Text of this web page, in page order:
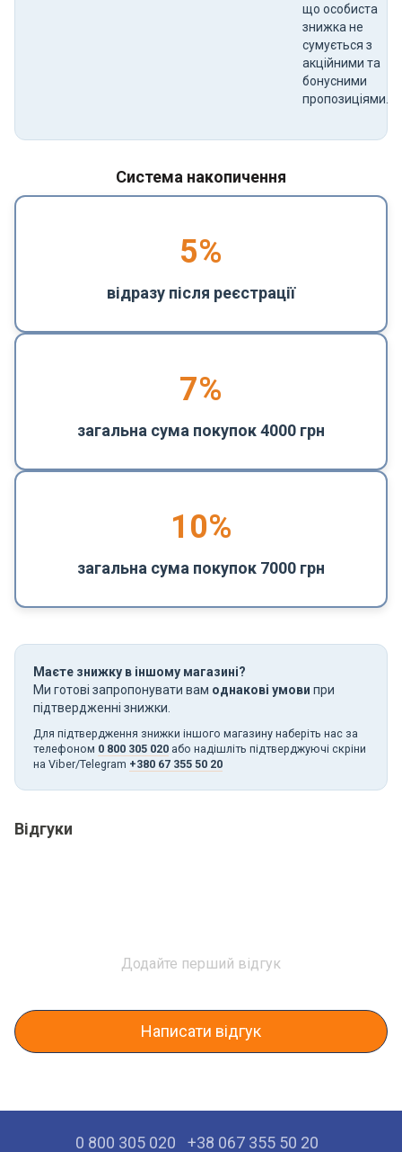
що особиста
знижка не
сумується з
акційними та
бонусними
пропозиціями.
Система накопичення
5%
відразу після реєстрації
7%
загальна сума покупок 4000 грн
10%
загальна сума покупок 7000 грн
Маєте знижку в іншому магазині?
Ми готові запропонувати вам однакові умови при
підтвердженні знижки.
Для підтвердження знижки іншого магазину наберіть нас за
телефоном 0 800 305 020 або надішліть підтверджуючі скріни
на Viber/Telegram +380 67 355 50 20
Відгуки
Додайте перший відгук
Написати відгук
0 800 305 020 +38 067 355 50 20